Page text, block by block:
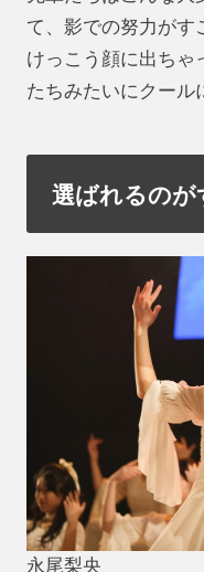
て、影での努力がす
けっこう顔に出ちゃ
たちみたいにクール
選ばれるのが
永尾梨央